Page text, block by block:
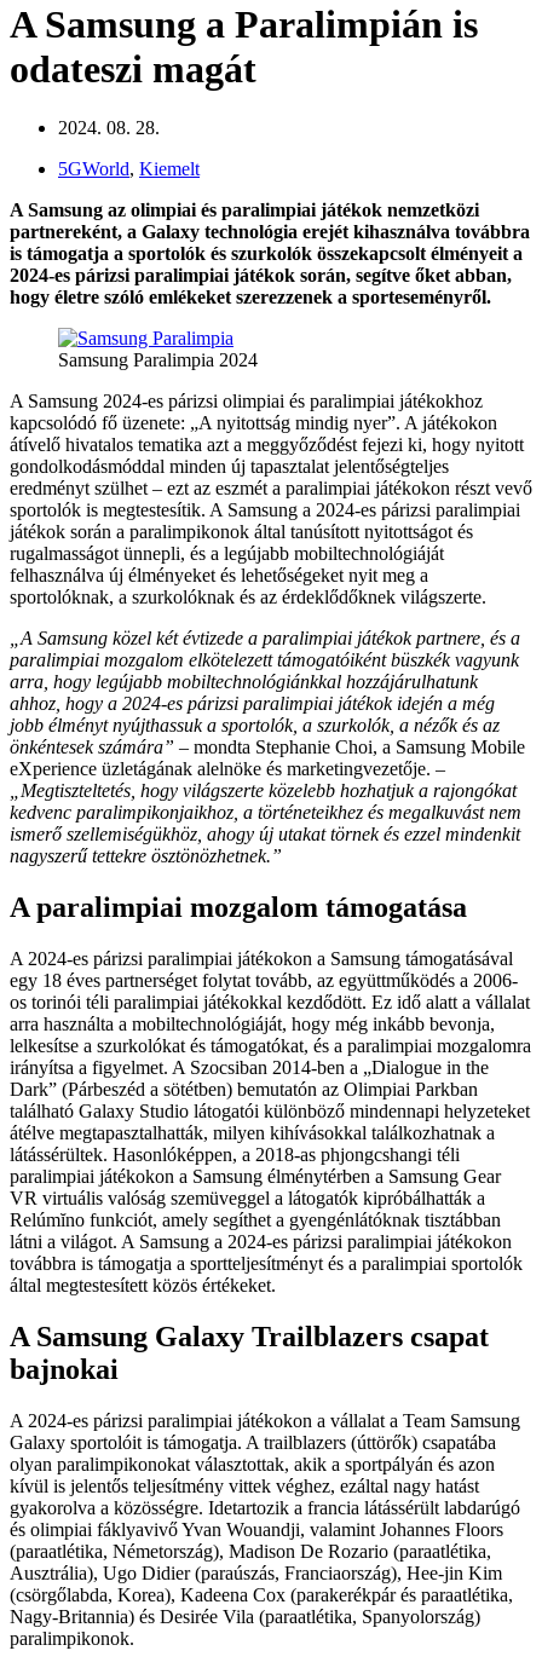
A Samsung a Paralimpián is
odateszi magát
2024. 08. 28.
5GWorld, Kiemelt
A Samsung az olimpiai és paralimpiai játékok nemzetközi
partnereként, a Galaxy technológia erejét kihasználva továbbra
is támogatja a sportolók és szurkolók összekapcsolt élményeit a
2024-es párizsi paralimpiai játékok során, segítve őket abban,
hogy életre szóló emlékeket szerezzenek a sporteseményről.
Samsung Paralimpia 2024
A Samsung 2024-es párizsi olimpiai és paralimpiai játékokhoz
kapcsolódó fő üzenete: „A nyitottság mindig nyer”. A játékokon
átívelő hivatalos tematika azt a meggyőződést fejezi ki, hogy nyitott
gondolkodásmóddal minden új tapasztalat jelentőségteljes
eredményt szülhet – ezt az eszmét a paralimpiai játékokon részt vevő
sportolók is megtestesítik. A Samsung a 2024-es párizsi paralimpiai
játékok során a paralimpikonok által tanúsított nyitottságot és
rugalmasságot ünnepli, és a legújabb mobiltechnológiáját
felhasználva új élményeket és lehetőségeket nyit meg a
sportolóknak, a szurkolóknak és az érdeklődőknek világszerte.
„A Samsung közel két évtizede a paralimpiai játékok partnere, és a
paralimpiai mozgalom elkötelezett támogatóiként büszkék vagyunk
arra, hogy legújabb mobiltechnológiánkkal hozzájárulhatunk
ahhoz, hogy a 2024-es párizsi paralimpiai játékok idején a még
jobb élményt nyújthassuk a sportolók, a szurkolók, a nézők és az
önkéntesek számára” – mondta Stephanie Choi, a Samsung Mobile
eXperience üzletágának alelnöke és marketingvezetője. –
„Megtiszteltetés, hogy világszerte közelebb hozhatjuk a rajongókat
kedvenc paralimpikonjaikhoz, a történeteikhez és megalkuvást nem
ismerő szellemiségükhöz, ahogy új utakat törnek és ezzel mindenkit
nagyszerű tettekre ösztönözhetnek.”
A paralimpiai mozgalom támogatása
A 2024-es párizsi paralimpiai játékokon a Samsung támogatásával
egy 18 éves partnerséget folytat tovább, az együttműködés a 2006-
os torinói téli paralimpiai játékokkal kezdődött. Ez idő alatt a vállalat
arra használta a mobiltechnológiáját, hogy még inkább bevonja,
lelkesítse a szurkolókat és támogatókat, és a paralimpiai mozgalomra
irányítsa a figyelmet. A Szocsiban 2014-ben a „Dialogue in the
Dark” (Párbeszéd a sötétben) bemutatón az Olimpiai Parkban
található Galaxy Studio látogatói különböző mindennapi helyzeteket
átélve megtapasztalhatták, milyen kihívásokkal találkozhatnak a
látássérültek. Hasonlóképpen, a 2018-as phjongcshangi téli
paralimpiai játékokon a Samsung élménytérben a Samsung Gear
VR virtuális valóság szemüveggel a látogatók kipróbálhatták a
Relúmĭno funkciót, amely segíthet a gyengénlátóknak tisztábban
látni a világot. A Samsung a 2024-es párizsi paralimpiai játékokon
továbbra is támogatja a sportteljesítményt és a paralimpiai sportolók
által megtestesített közös értékeket.
A Samsung Galaxy Trailblazers csapat
bajnokai
A 2024-es párizsi paralimpiai játékokon a vállalat a Team Samsung
Galaxy sportolóit is támogatja. A trailblazers (úttörők) csapatába
olyan paralimpikonokat választottak, akik a sportpályán és azon
kívül is jelentős teljesítmény vittek véghez, ezáltal nagy hatást
gyakorolva a közösségre. Idetartozik a francia látássérült labdarúgó
és olimpiai fáklyavivő Yvan Wouandji, valamint Johannes Floors
(paraatlétika, Németország), Madison De Rozario (paraatlétika,
Ausztrália), Ugo Didier (paraúszás, Franciaország), Hee-jin Kim
(csörgőlabda, Korea), Kadeena Cox (parakerékpár és paraatlétika,
Nagy-Britannia) és Desirée Vila (paraatlétika, Spanyolország)
paralimpikonok.